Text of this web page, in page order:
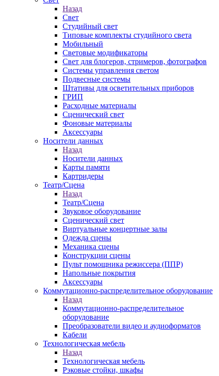
Назад
Свет
Студийный свет
Типовые комплекты студийного света
Мобильный
Световые модификаторы
Свет для блогеров, стримеров, фотографов
Системы управления светом
Подвесные системы
Штативы для осветительных приборов
ГРИП
Расходные материалы
Сценический свет
Фоновые материалы
Аксессуары
Носители данных
Назад
Носители данных
Карты памяти
Картридеры
Театр/Сцена
Назад
Театр/Сцена
Звуковое оборудование
Сценический свет
Виртуальные концертные залы
Одежда сцены
Механика сцены
Конструкции сцены
Пульт помощника режиссера (ППР)
Напольные покрытия
Аксессуары
Коммутационно-распределительное оборудование
Назад
Коммутационно-распределительное
оборудование
Преобразователи видео и аудиоформатов
Кабели
Технологическая мебель
Назад
Технологическая мебель
Рэковые стойки, шкафы